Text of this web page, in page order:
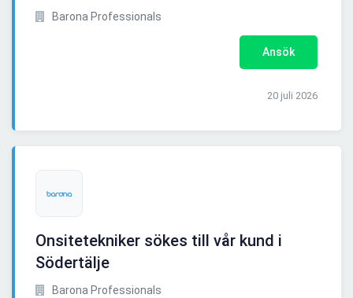
Barona Professionals
Ansök
20 juli 2026
Onsitetekniker sökes till vår kund i
Södertälje
Barona Professionals